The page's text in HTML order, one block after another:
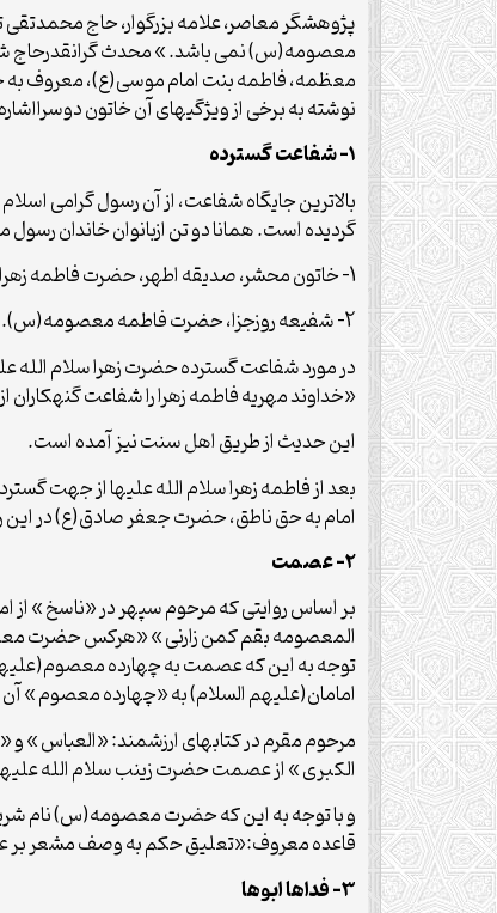
پژوهشگر معاصر، علامه بزرگوار، حاج
معصومه(س) نمی باشد. » محدث گرانقدرحاج
معظمه، فاطمه بنت امام موسی(ع)،
نوشته به برخی از ویژگیهای آن خاتون
1- شفاعت گسترده
بالاترین جایگاه شفاعت، از آن رسول گرامی
گردیده است. همانا دو تن ازبانوان خاندان
1- خاتون محشر، صدیقه اطهر، حضرت فاطمه زهرا سلام الله علیها.
2- شفیعه روزجزا، حضرت فاطمه معصومه(س).
در مورد شفاعت گسترده حضرت زهرا سلام الله
«خداوند مهریه فاطمه زهرا را شفاعت
این حدیث از طریق اهل سنت نیز آمده است.
بعد از فاطمه زهرا سلام الله علیها از
امام به حق ناطق، حضرت جعفر صادق(ع) در
2- عصمت
بر اساس روایتی که مرحوم سپهر در «ناسخ »
المعصومه بقم کمن زارنی » «هرکس حضرت
توجه به این که عصمت به چهارده
امامان(علیهم السلام) به «چهارده معصوم » آن
مرحوم مقرم در کتابهای ارزشمند: «العباس
الکبری » از عصمت حضرت زینب سلام الله
و با توجه به این که حضرت معصومه(س) نام
قاعده معروف:«تعلیق حکم به وصف مشعر بر
3- فداها ابوها